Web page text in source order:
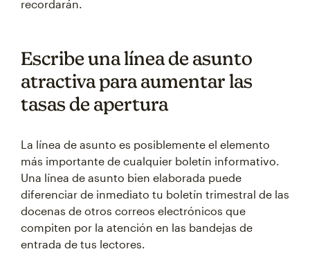
recordarán.
Escribe una línea de asunto
atractiva para aumentar las
tasas de apertura
La línea de asunto es posiblemente el elemento
más importante de cualquier boletín informativo.
Una línea de asunto bien elaborada puede
diferenciar de inmediato tu boletín trimestral de las
docenas de otros correos electrónicos que
compiten por la atención en las bandejas de
entrada de tus lectores.